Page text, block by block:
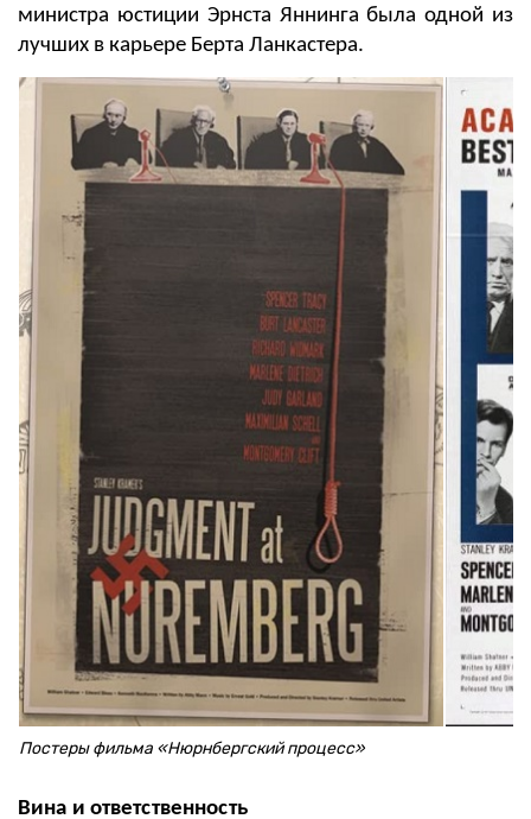
министра юстиции Эрнста Яннинга была одной из
лучших в карьере Берта Ланкастера.
Постеры фильма «Нюрнбергский процесс»
Вина и ответственность